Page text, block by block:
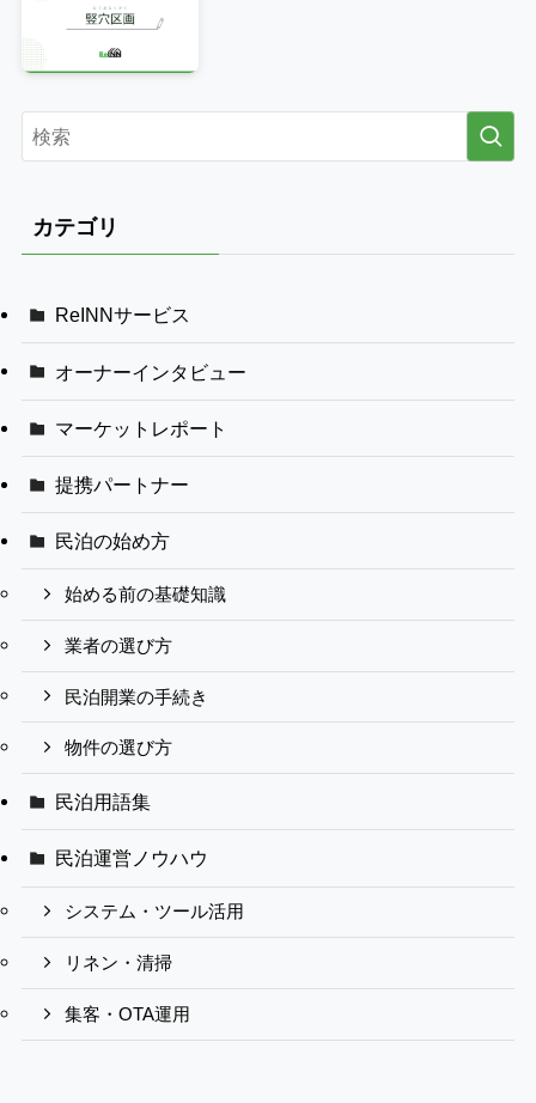
カテゴリ
ReINNサービス
オーナーインタビュー
マーケットレポート
提携パートナー
民泊の始め方
始める前の基礎知識
業者の選び方
民泊開業の手続き
物件の選び方
民泊用語集
民泊運営ノウハウ
システム・ツール活用
リネン・清掃
集客・OTA運用